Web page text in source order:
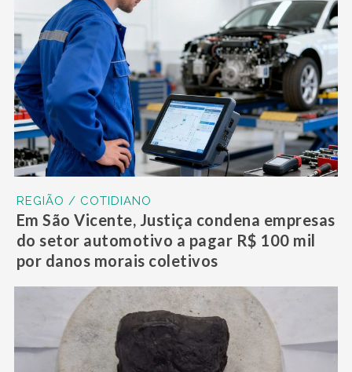
REGIÃO / COTIDIANO
Em São Vicente, Justiça condena empresas
do setor automotivo a pagar R$ 100 mil
por danos morais coletivos